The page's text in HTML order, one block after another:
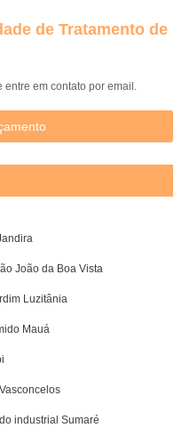
de Tratamento de
entre em contato por email.
João da Boa Vista
Luzitânia
Mauá
industrial Sumaré